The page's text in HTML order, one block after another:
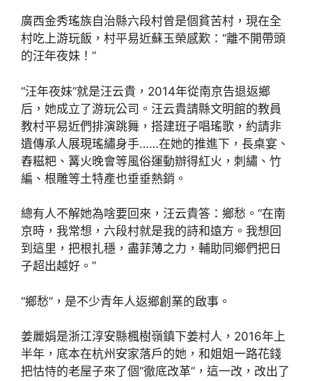
廣西金秀瑤族自治縣六段村曾是個貧苦村，現在全
村吃上游玩飯，村平易近蘇玉榮感歎：“離不開帶頭
的汪年夜妹！”
“汪年夜妹”就是汪云貴，2014年從南京告退返鄉
后，她成立了游玩公司。汪云貴請縣文明館的教員
教村平易近們排演跳舞，搭建班子唱瑤歌，約請非
遺傳承人展現瑤繡身手……在她的推進下，長桌宴、
舂糍粑、篝火晚會等風俗運動辦得紅火，刺繡、竹
編、根雕等土特產也垂垂熱銷。
總有人不解她為啥要回來，汪云貴答：鄉愁。“在南
京時，我常想，六段村就是我的詩和遠方。我想回
到這里，把根扎穩，盡菲薄之力，輔助同鄉們把日
子超出越好。”
“鄉愁”，是不少青年人返鄉創業的啟事。
姜麗娟是浙江淳安縣楓樹嶺鎮下姜村人，2016年上
半年，底本在杭州安家落戶的她，和姐姐一路花錢
把怙恃的老屋子來了個“徹底改革”，這一改，改出了